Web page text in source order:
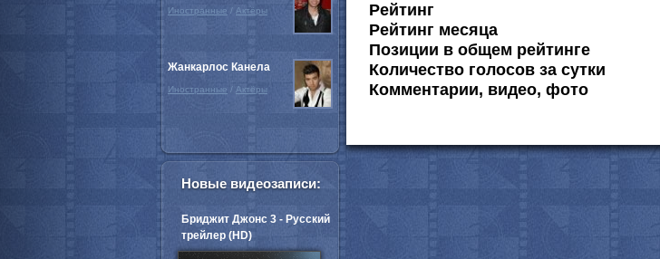
Рейтинг
Рейтинг месяца
Позиции в общем рейтинге
Количество голосов за сутки
Комментарии, видео, фото
Иностранные / Актёры
Жанкарлос Канела
Иностранные / Актёры
Новые видеозаписи:
Бриджит Джонс 3 - Русский
трейлер (HD)